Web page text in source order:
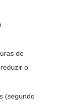
de
o
(segundo